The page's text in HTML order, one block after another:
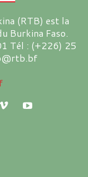
(RTB) est la
Burkina Faso.
Tél : (+226) 25